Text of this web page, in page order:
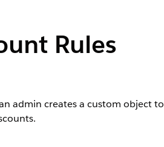
Rules
admin creates a custom object to